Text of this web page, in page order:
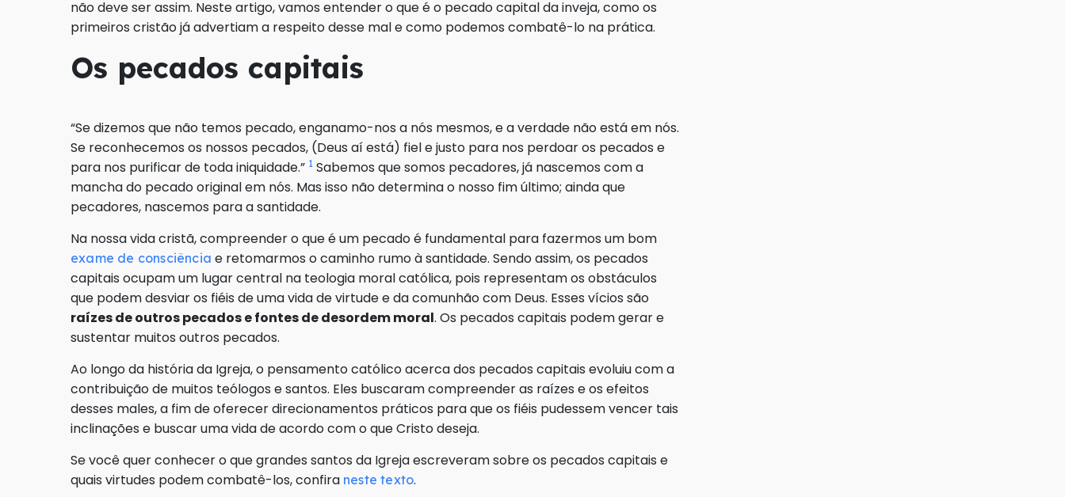
não deve ser assim. Neste artigo, vamos entender o que é o pecado capital da inveja, como os
primeiros cristão já advertiam a respeito desse mal e como podemos combatê-lo na prática.
Os pecados capitais
“Se dizemos que não temos pecado, enganamo-nos a nós mesmos, e a verdade não está em nós.
Se reconhecemos os nossos pecados, (Deus aí está) fiel e justo para nos perdoar os pecados e
para nos purificar de toda iniquidade.” 1 Sabemos que somos pecadores, já nascemos com a
mancha do pecado original em nós. Mas isso não determina o nosso fim último; ainda que
pecadores, nascemos para a santidade.
Na nossa vida cristã, compreender o que é um pecado é fundamental para fazermos um bom
exame de consciência e retomarmos o caminho rumo à santidade. Sendo assim, os pecados
capitais ocupam um lugar central na teologia moral católica, pois representam os obstáculos
que podem desviar os fiéis de uma vida de virtude e da comunhão com Deus. Esses vícios são
raízes de outros pecados e fontes de desordem moral. Os pecados capitais podem gerar e
sustentar muitos outros pecados.
Ao longo da história da Igreja, o pensamento católico acerca dos pecados capitais evoluiu com a
contribuição de muitos teólogos e santos. Eles buscaram compreender as raízes e os efeitos
desses males, a fim de oferecer direcionamentos práticos para que os fiéis pudessem vencer tais
inclinações e buscar uma vida de acordo com o que Cristo deseja.
Se você quer conhecer o que grandes santos da Igreja escreveram sobre os pecados capitais e
quais virtudes podem combatê-los, confira neste texto.